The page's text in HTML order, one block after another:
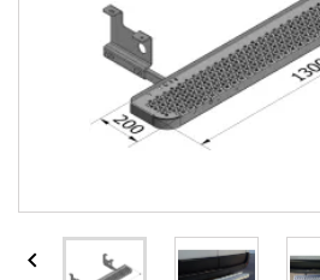
